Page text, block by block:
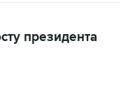
президента